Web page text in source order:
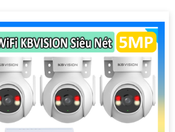
chỉ cung cấp hình ảnh sắc nét,
nhiều tính năng thông minh như
chuyển động, và khả năng kết nối
để hưởng chiết khấu cao và bảo
hoặc văn phòng của bạn một